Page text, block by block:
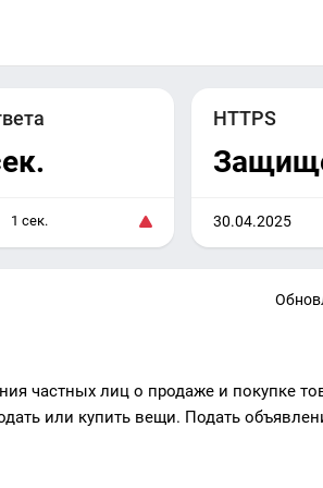
1 сек.
HTTPS
30.04.2025
частных лиц о продаже и покупке
или купить вещи. Подать